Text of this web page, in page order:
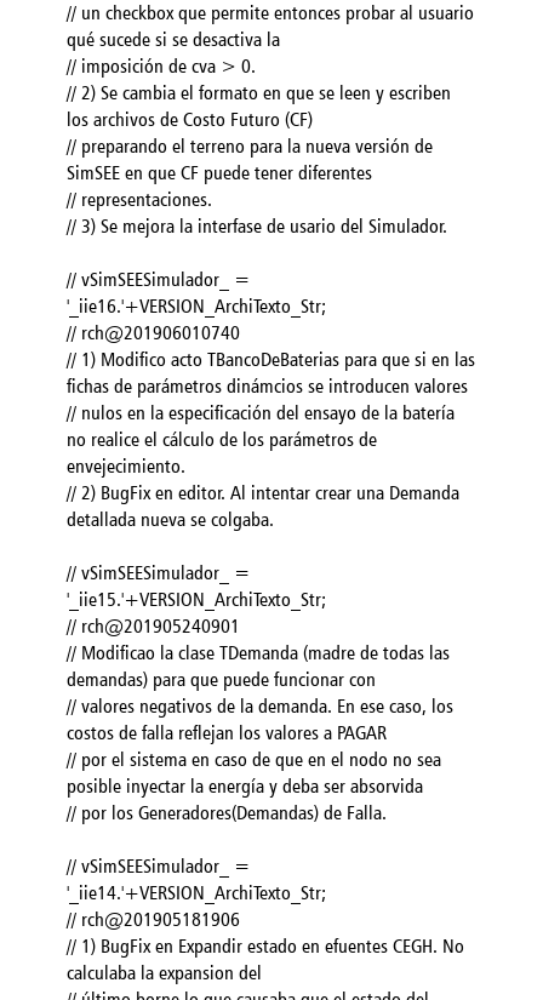
// un checkbox que permite entonces probar al usuario
qué sucede si se desactiva la
// imposición de cva > 0.
// 2) Se cambia el formato en que se leen y escriben
los archivos de Costo Futuro (CF)
// preparando el terreno para la nueva versión de
SimSEE en que CF puede tener diferentes
// representaciones.
// 3) Se mejora la interfase de usario del Simulador.
// vSimSEESimulador_ =
'_iie16.'+VERSION_ArchiTexto_Str;
// rch@201906010740
// 1) Modifico acto TBancoDeBaterias para que si en las
fichas de parámetros dinámcios se introducen valores
// nulos en la especificación del ensayo de la batería
no realice el cálculo de los parámetros de
envejecimiento.
// 2) BugFix en editor. Al intentar crear una Demanda
detallada nueva se colgaba.
// vSimSEESimulador_ =
'_iie15.'+VERSION_ArchiTexto_Str;
// rch@201905240901
// Modificao la clase TDemanda (madre de todas las
demandas) para que puede funcionar con
// valores negativos de la demanda. En ese caso, los
costos de falla reflejan los valores a PAGAR
// por el sistema en caso de que en el nodo no sea
posible inyectar la energía y deba ser absorvida
// por los Generadores(Demandas) de Falla.
// vSimSEESimulador_ =
'_iie14.'+VERSION_ArchiTexto_Str;
// rch@201905181906
// 1) BugFix en Expandir estado en efuentes CEGH. No
calculaba la expansion del